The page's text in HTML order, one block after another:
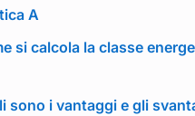
A
si calcola la classe
sono i vantaggi e gli